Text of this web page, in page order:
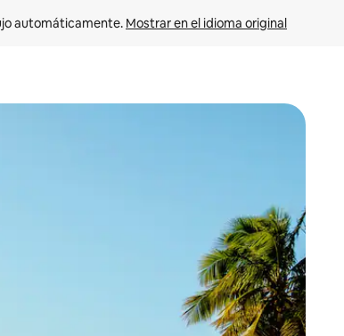
automáticamente. Mostrar en el idioma original